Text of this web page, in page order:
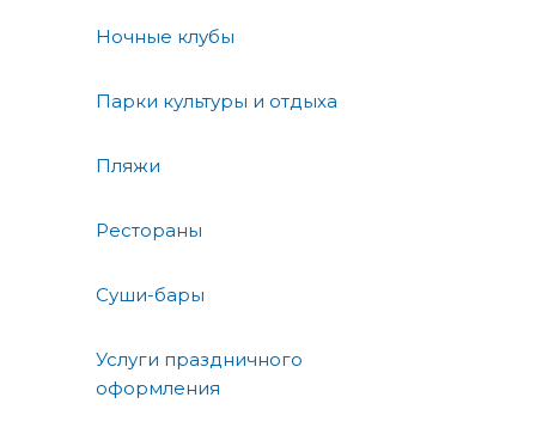
Ночные клубы
Парки культуры и отдыха
Пляжи
Рестораны
Суши-бары
Услуги праздничного
оформления